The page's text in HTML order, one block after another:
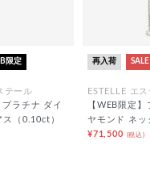
限定
テール
プラチナ ダイ
（0.10ct）
再入荷 SALE
ESTELLE エ
【WEB限定
ヤモンド ネッ
¥71,500 (税込)